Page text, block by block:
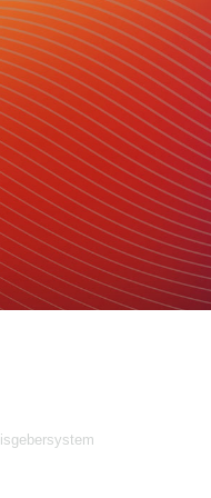
Co. KG